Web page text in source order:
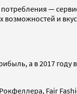
—
возможностей и
а в 2017
Fair